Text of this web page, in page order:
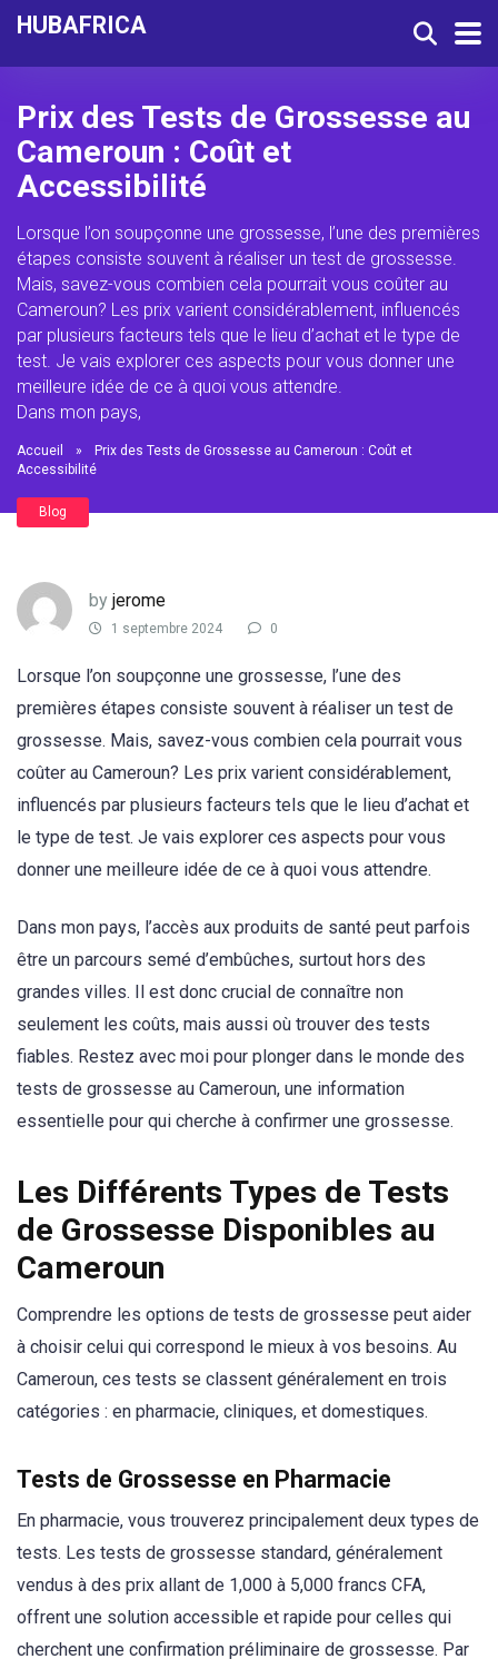
HUBAFRICA
Prix des Tests de Grossesse au
Cameroun : Coût et
Accessibilité
Lorsque l’on soupçonne une grossesse, l’une des premières
étapes consiste souvent à réaliser un test de grossesse.
Mais, savez-vous combien cela pourrait vous coûter au
Cameroun? Les prix varient considérablement, influencés
par plusieurs facteurs tels que le lieu d’achat et le type de
test. Je vais explorer ces aspects pour vous donner une
meilleure idée de ce à quoi vous attendre.
Dans mon pays,
Accueil »
Prix des Tests de Grossesse au Cameroun : Coût et
Accessibilité
Blog
by jerome
1 septembre 2024 0
Lorsque l’on soupçonne une grossesse, l’une des
premières étapes consiste souvent à réaliser un test de
grossesse. Mais, savez-vous combien cela pourrait vous
coûter au Cameroun? Les prix varient considérablement,
influencés par plusieurs facteurs tels que le lieu d’achat et
le type de test. Je vais explorer ces aspects pour vous
donner une meilleure idée de ce à quoi vous attendre.
Dans mon pays, l’accès aux produits de santé peut parfois
être un parcours semé d’embûches, surtout hors des
grandes villes. Il est donc crucial de connaître non
seulement les coûts, mais aussi où trouver des tests
fiables. Restez avec moi pour plonger dans le monde des
tests de grossesse au Cameroun, une information
essentielle pour qui cherche à confirmer une grossesse.
Les Différents Types de Tests
de Grossesse Disponibles au
Cameroun
Comprendre les options de tests de grossesse peut aider
à choisir celui qui correspond le mieux à vos besoins. Au
Cameroun, ces tests se classent généralement en trois
catégories : en pharmacie, cliniques, et domestiques.
Tests de Grossesse en Pharmacie
En pharmacie, vous trouverez principalement deux types de
tests. Les tests de grossesse standard, généralement
vendus à des prix allant de 1,000 à 5,000 francs CFA,
offrent une solution accessible et rapide pour celles qui
cherchent une confirmation préliminaire de grossesse. Par